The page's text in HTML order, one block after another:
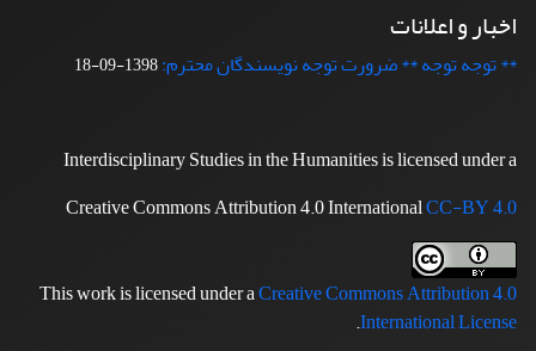
اخبار و اعلانات
** توجه توجه ** ضرورت توجه نویسندگان محترم:1398-09-18
Interdisciplinary Studies in the Humanities is licensed under a
Creative Commons Attribution 4.0 InternationalCC-BY 4.0
This work is licensed under aCreative Commons Attribution 4.0
International License
.